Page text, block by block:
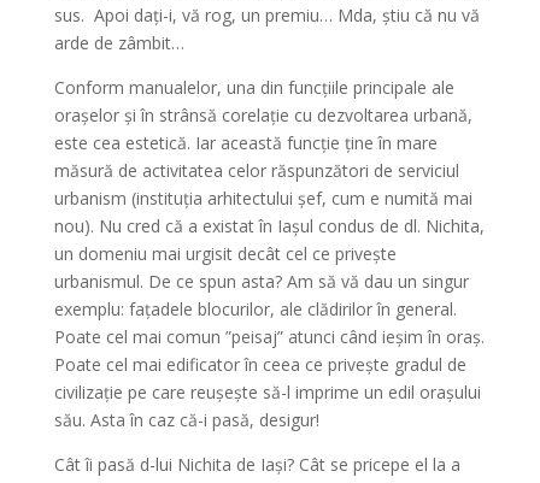
sus. Apoi dați-i, vă rog, un premiu… Mda, știu că nu vă
arde de zâmbit…
Conform manualelor, una din funcțiile principale ale
orașelor și în strânsă corelație cu dezvoltarea urbană,
este cea estetică. Iar această funcție ține în mare
măsură de activitatea celor răspunzători de serviciul
urbanism (instituția arhitectului șef, cum e numită mai
nou). Nu cred că a existat în Iașul condus de dl. Nichita,
un domeniu mai urgisit decât cel ce privește
urbanismul. De ce spun asta? Am să vă dau un singur
exemplu: fațadele blocurilor, ale clădirilor în general.
Poate cel mai comun ”peisaj” atunci când ieșim în oraș.
Poate cel mai edificator în ceea ce privește gradul de
civilizație pe care reușește să-l imprime un edil orașului
său. Asta în caz că-i pasă, desigur!
Cât îi pasă d-lui Nichita de Iași? Cât se pricepe el la a